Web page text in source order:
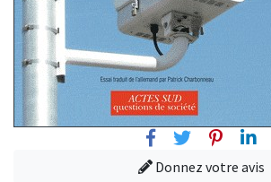
FacebookTwitter
Donnez votre avis